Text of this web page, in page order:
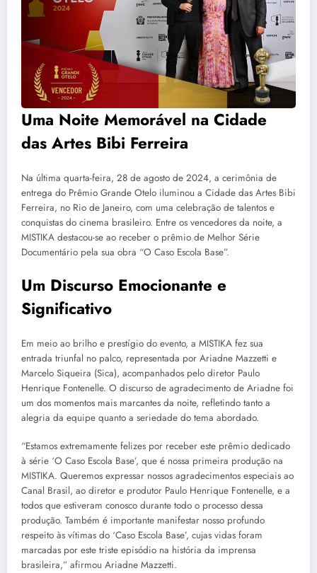
Uma Noite Memorável na Cidade
das Artes Bibi Ferreira
Na última quarta-feira, 28 de agosto de 2024, a cerimônia de
entrega do Prêmio Grande Otelo iluminou a Cidade das Artes Bibi
Ferreira, no Rio de Janeiro, com uma celebração de talentos e
conquistas do cinema brasileiro. Entre os vencedores da noite, a
MISTIKA destacou-se ao receber o prêmio de Melhor Série
Documentário pela sua obra “O Caso Escola Base”.
Um Discurso Emocionante e
Significativo
Em meio ao brilho e prestígio do evento, a MISTIKA fez sua
entrada triunfal no palco, representada por Ariadne Mazzetti e
Marcelo Siqueira (Sica), acompanhados pelo diretor Paulo
Henrique Fontenelle. O discurso de agradecimento de Ariadne foi
um dos momentos mais marcantes da noite, refletindo tanto a
alegria da equipe quanto a seriedade do tema abordado.
“Estamos extremamente felizes por receber este prêmio dedicado
à série ‘O Caso Escola Base’, que é nossa primeira produção na
MISTIKA. Queremos expressar nossos agradecimentos especiais ao
Canal Brasil, ao diretor e produtor Paulo Henrique Fontenelle, e a
todos que estiveram conosco durante todo o processo dessa
produção. Também é importante manifestar nosso profundo
respeito às vítimas do ‘Caso Escola Base’, cujas vidas foram
marcadas por este triste episódio na história da imprensa
brasileira,” afirmou Ariadne Mazzetti.